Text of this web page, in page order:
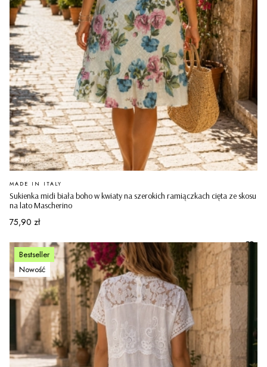
Sukienka midi biała boho w kwiaty na szerokich ramiączkach cięta ze skosu
na lato Mascherino
PRODUCENT
MADE IN ITALY
Cena
75,90 zł
Bestseller
Nowość